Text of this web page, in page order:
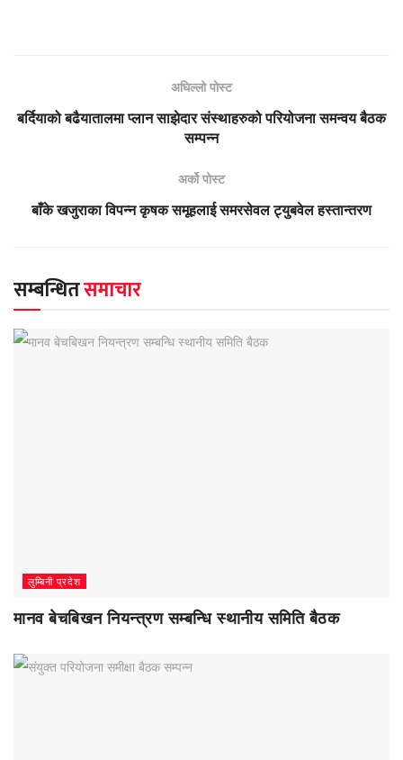
अघिल्लो पोस्ट
बर्दियाको बढैयातालमा प्लान साझेदार संस्थाहरुको परियोजना समन्वय बैठक
सम्पन्न
अर्को पोस्ट
बाँके खजुराका विपन्न कृषक समूहलाई समरसेवल ट्युबवेल हस्तान्तरण
सम्बन्धितसमाचार
लुम्बिनी प्रदेश
मानव बेचबिखन नियन्त्रण सम्बन्धि स्थानीय समिति बैठक